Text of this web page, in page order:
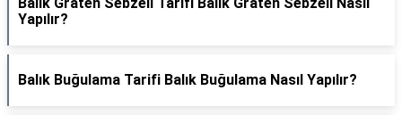
Yapılır?
Balık Buğulama Tarifi Balık Buğulama Nasıl Yapılır?